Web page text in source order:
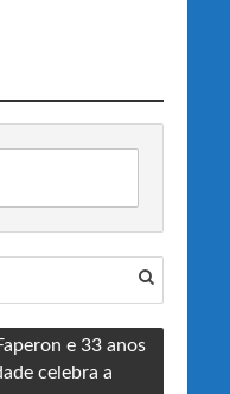
e 33 anos
celebra a